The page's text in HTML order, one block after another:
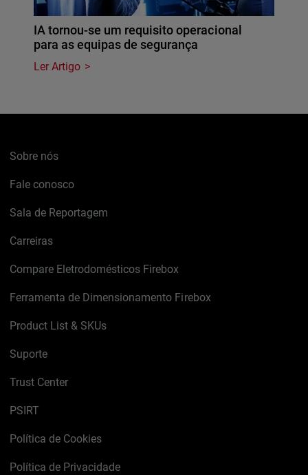
IA tornou-se um requisito operacional
para as equipas de segurança
Ler Artigo
Sobre nós
Fale conosco
Sala de Reportagem
Carreiras
Compare Eletrodomésticos Firebox
Ferramenta de Dimensionamento Firebox
Product List & SKUs
Suporte
Trust Center
PSIRT
Política de Cookies
Política de Privacidade